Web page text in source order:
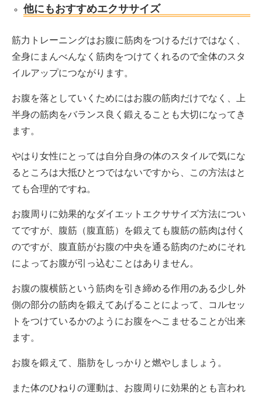
他にもおすすめエクササイズ
筋力トレーニングはお腹に筋肉をつけるだけではなく、
全身にまんべんなく筋肉をつけてくれるので全体のスタ
イルアップにつながります。
お腹を落としていくためにはお腹の筋肉だけでなく、上
半身の筋肉をバランス良く鍛えることも大切になってき
ます。
やはり女性にとっては自分自身の体のスタイルで気にな
るところは大抵ひとつではないですから、この方法はと
ても合理的ですね。
お腹周りに効果的なダイエットエクササイズ方法につい
てですが、腹筋（腹直筋）を鍛えても腹筋の筋肉は付く
のですが、腹直筋がお腹の中央を通る筋肉のためにそれ
によってお腹が引っ込むことはありません。
お腹の腹横筋という筋肉を引き締める作用のある少し外
側の部分の筋肉を鍛えてあげることによって、コルセッ
トをつけているかのようにお腹をへこませることが出来
ます。
お腹を鍛えて、脂肪をしっかりと燃やしましょう。
また体のひねりの運動は、お腹周りに効果的とも言われ